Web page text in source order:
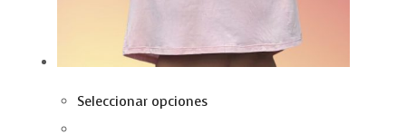
Seleccionar opciones